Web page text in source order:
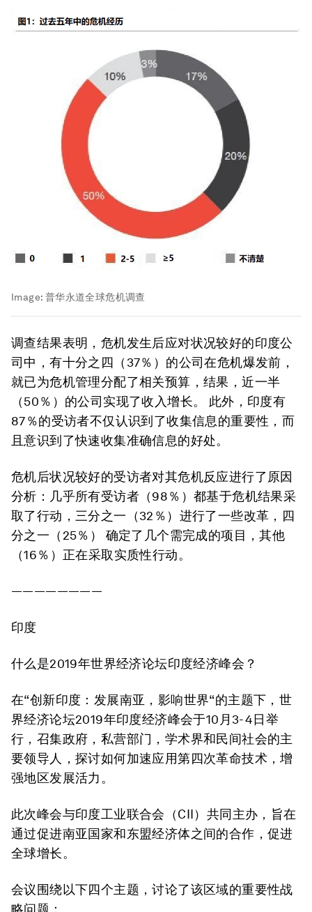
Image: 普华永道全球危机调查
调查结果表明，危机发生后应对状况较好的印度公
司中，有十分之四（37％）的公司在危机爆发前，
就已为危机管理分配了相关预算，结果，近一半
（50％）的公司实现了收入增长。 此外，印度有
87％的受访者不仅认识到了收集信息的重要性，而
且意识到了快速收集准确信息的好处。
危机后状况较好的受访者对其危机反应进行了原因
分析：几乎所有受访者（98％）都基于危机结果采
取了行动，三分之一（32％）进行了一些改革，四
分之一（25％） 确定了几个需完成的项目，其他
（16％）正在采取实质性行动。
————————
印度
什么是2019年世界经济论坛印度经济峰会？
在“创新印度：发展南亚，影响世界“的主题下，世
界经济论坛2019年印度经济峰会于10月3-4日举
行，召集政府，私营部门，学术界和民间社会的主
要领导人，探讨如何加速应用第四次革命技术，增
强地区发展活力。
此次峰会与印度工业联合会（CII）共同主办，旨在
通过促进南亚国家和东盟经济体之间的合作，促进
全球增长。
会议围绕以下四个主题，讨论了该区域的重要性战
略问题：